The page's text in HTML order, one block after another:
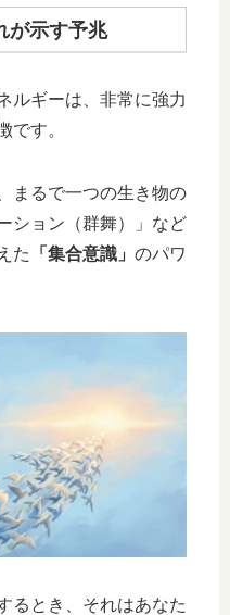
が示す予兆
ルギーは、非常に強力
です。
まるで一つの生き物の
ション（群舞）」など
た
「集合意識」 のパワ
るとき、それはあなた